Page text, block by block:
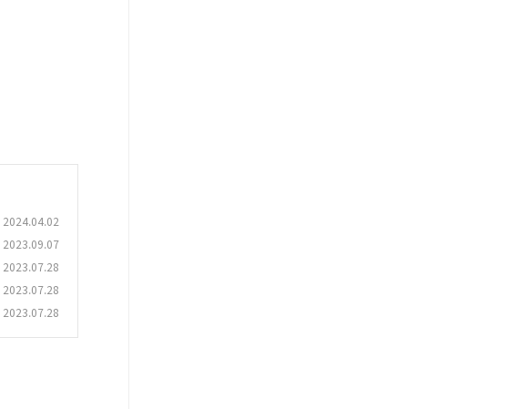
2024.04.02
2023.09.07
2023.07.28
2023.07.28
2023.07.28